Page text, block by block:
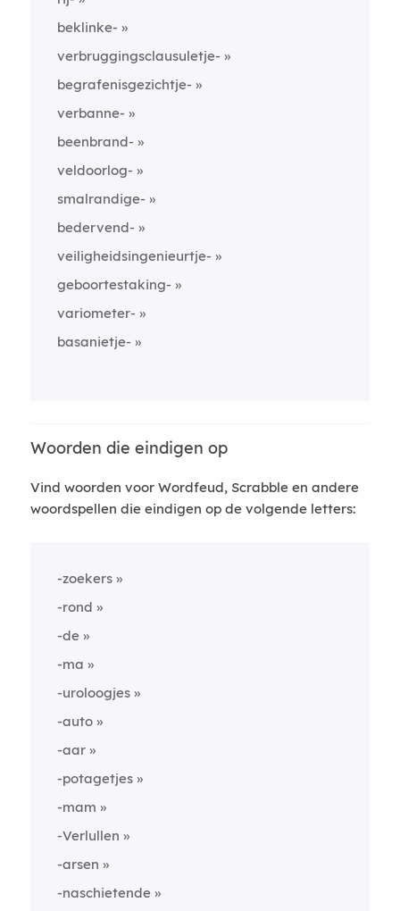
beklinke-
verbruggingsclausuletje-
begrafenisgezichtje-
verbanne-
beenbrand-
veldoorlog-
smalrandige-
bedervend-
veiligheidsingenieurtje-
geboortestaking-
variometer-
basanietje-
Woorden die eindigen op
Vind woorden voor Wordfeud, Scrabble en andere
woordspellen die eindigen op de volgende letters:
-zoekers
-rond
-de
-ma
-uroloogjes
-auto
-aar
-potagetjes
-mam
-Verlullen
-arsen
-naschietende